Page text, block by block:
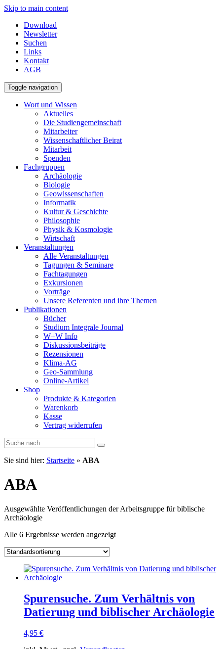
Skip to main content
Download
Newsletter
Suchen
Links
Kontakt
AGB
Toggle navigation
Wort und Wissen
Aktuelles
Die Studiengemeinschaft
Mitarbeiter
Wissenschaftlicher Beirat
Mitarbeit
Spenden
Fachgruppen
Archäologie
Biologie
Geowissenschaften
Informatik
Kultur & Geschichte
Philosophie
Physik & Kosmologie
Wirtschaft
Veranstaltungen
Alle Veranstaltungen
Tagungen & Seminare
Fachtagungen
Exkursionen
Vorträge
Unsere Referenten und ihre Themen
Publikationen
Bücher
Studium Integrale Journal
W+W Info
Diskussionsbeiträge
Rezensionen
Klima-AG
Geo-Sammlung
Online-Artikel
Shop
Produkte & Kategorien
Warenkorb
Kasse
Vertrag widerrufen
Sie sind hier: Startseite » ABA
ABA
Ausgewählte Veröffentlichungen der Arbeitsgruppe für biblische
Archäologie
Alle 6 Ergebnisse werden angezeigt
Spurensuche. Zum Verhältnis von
Datierung und biblischer Archäologie
4,95 €